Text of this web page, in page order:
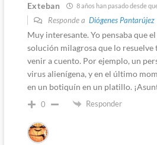
Exteban 8 años han pasado desde
Responde a Diógenes Pantarújez
Muy interesante. Yo pensaba que
solución milagrosa que lo resuelve
venir a cuento. Por ejemplo, un
virus alienígena, y en el último
en un botiquín en un platillo.
0 Responder